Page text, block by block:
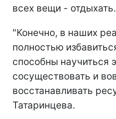
всех вещи - отдыхать.
"Конечно, в наших
полностью
способны научиться
сосуществовать и
восстанавливать
Татаринцева.